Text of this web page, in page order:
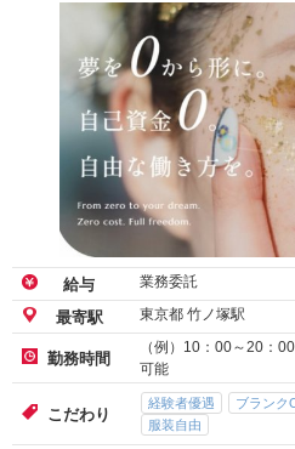
給与 業務委託
最寄駅 東京都 竹ノ塚駅
勤務時間
（例）10：00～20：
可能
こだわり
経験者優遇 ブランク
服装自由